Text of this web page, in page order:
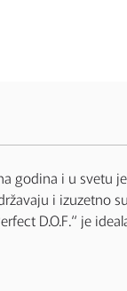
i u svetu
i
D.O.F.“ je